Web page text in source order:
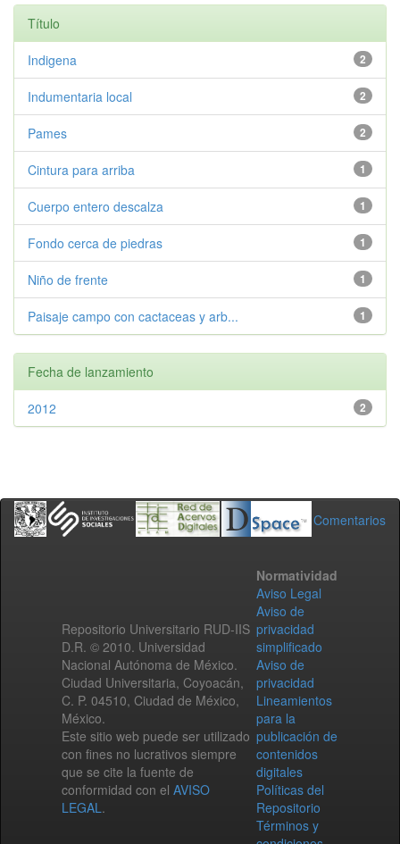
Título
2
Indigena
2
Indumentaria local
2
Pames
1
Cintura para arriba
1
Cuerpo entero descalza
1
Fondo cerca de piedras
1
Niño de frente
1
Paisaje campo con cactaceas y arb...
Fecha de lanzamiento
2
2012
Comentarios
Repositorio Universitario RUD-IIS
D.R. © 2010. Universidad
Nacional Autónoma de México.
Ciudad Universitaria, Coyoacán,
C. P. 04510, Ciudad de México,
México.
Este sitio web puede ser utilizado
con fines no lucrativos siempre
que se cite la fuente de
conformidad con el AVISO
LEGAL.
Normatividad
Aviso Legal
Aviso de
privacidad
simplificado
Aviso de
privacidad
Lineamientos
para la
publicación de
contenidos
digitales
Políticas del
Repositorio
Términos y